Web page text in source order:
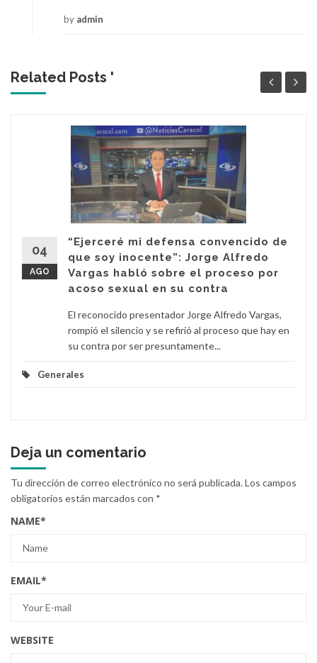
by admin
Related Posts '
04
AGO
“Ejerceré mi defensa convencido de
que soy inocente”: Jorge Alfredo
Vargas habló sobre el proceso por
acoso sexual en su contra
El reconocido presentador Jorge Alfredo Vargas,
rompió el silencio y se refirió al proceso que hay en
su contra por ser presuntamente...
Generales
Deja un comentario
Tu dirección de correo electrónico no será publicada.Los campos
obligatorios están marcados con *
NAME*
EMAIL*
WEBSITE